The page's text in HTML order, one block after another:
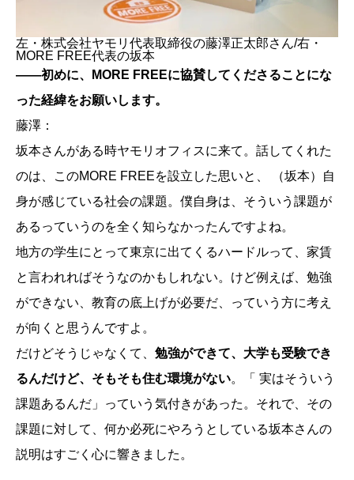
左・株式会社ヤモリ代表取締役の藤澤正太郎さん/右・
MORE FREE代表の坂本
——初めに、MORE FREEに協賛してくださることにな
った経緯をお願いします。
藤澤：
坂本さんがある時ヤモリオフィスに来て。話してくれた
のは、このMORE FREEを設立した思いと、 （坂本）自
身が感じている社会の課題。僕自身は、そういう課題が
あるっていうのを全く知らなかったんですよね。
地方の学生にとって東京に出てくるハードルって、家賃
と言われればそうなのかもしれない。けど例えば、勉強
ができない、教育の底上げが必要だ、っていう方に考え
が向くと思うんですよ。
だけどそうじゃなくて、 勉強ができて、大学も受験でき
るんだけど、そもそも住む環境がない。「 実はそういう
課題あるんだ」っていう気付きがあった。それで、その
課題に対して、何か必死にやろうとしている坂本さんの
説明はすごく心に響きました。